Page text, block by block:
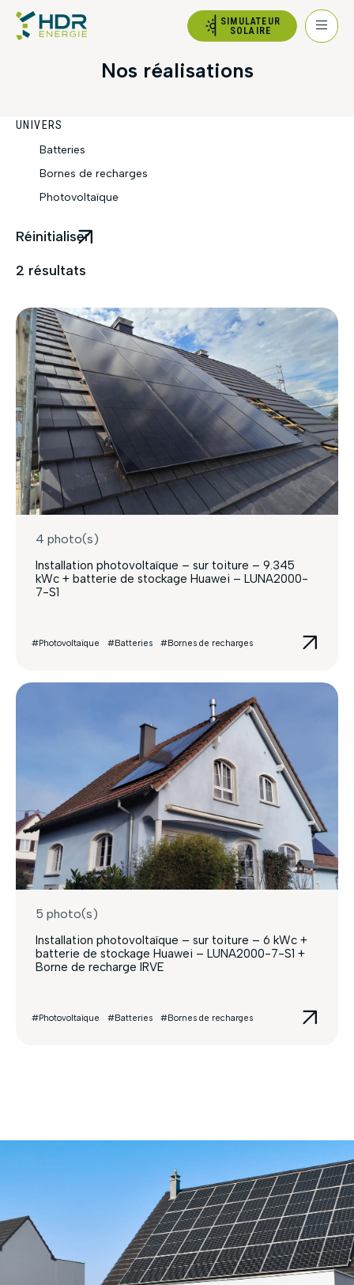
SIMULATEUR
SOLAIRE
Nos réalisations
UNIVERS
Batteries
Bornes de recharges
Photovoltaïque
Réinitialiser
2 résultats
4 photo(s)
Installation photovoltaïque – sur toiture – 9.345
kWc + batterie de stockage Huawei – LUNA2000-
7-S1
#Photovoltaïque #Batteries #Bornes de recharges
5 photo(s)
Installation photovoltaïque – sur toiture – 6 kWc +
batterie de stockage Huawei – LUNA2000-7-S1 +
Borne de recharge IRVE
#Photovoltaïque #Batteries #Bornes de recharges